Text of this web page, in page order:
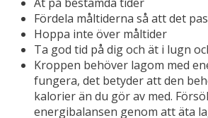
Fördela måltiderna så att det
Hoppa inte över måltider
Ta god tid på dig och ät i lugn
Kroppen behöver lagom med
fungera, det betyder att den
kalorier än du gör av med.
energibalansen genom att äta